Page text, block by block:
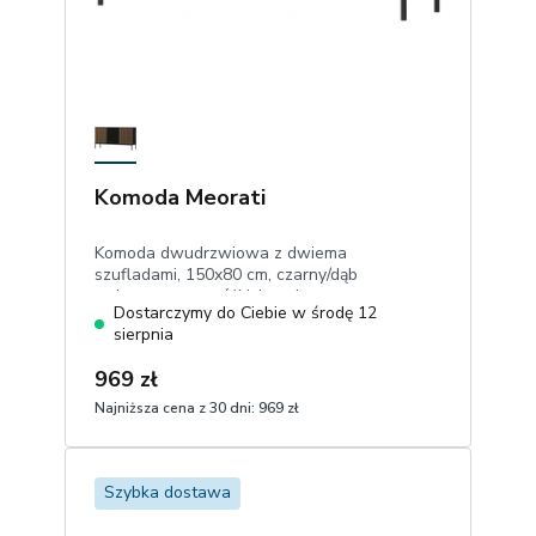
Komoda Meorati
Komoda dwudrzwiowa z dwiema
szufladami, 150x80 cm, czarny/dąb
artisan, czarne nóżki, lamele
Dostarczymy do Ciebie w środę 12
sierpnia
969 zł
Najniższa cena z 30 dni: 969 zł
1
Szybka dostawa